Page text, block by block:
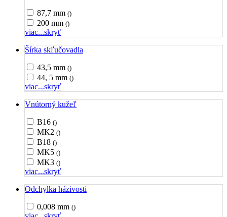
87,7 mm ()
200 mm ()
viac...skryť
Šírka skľučovadla
43,5 mm ()
44, 5 mm ()
viac...skryť
Vnútorný kužeľ
B16 ()
MK2 ()
B18 ()
MK5 ()
MK3 ()
viac...skryť
Odchylka házivosti
0,008 mm ()